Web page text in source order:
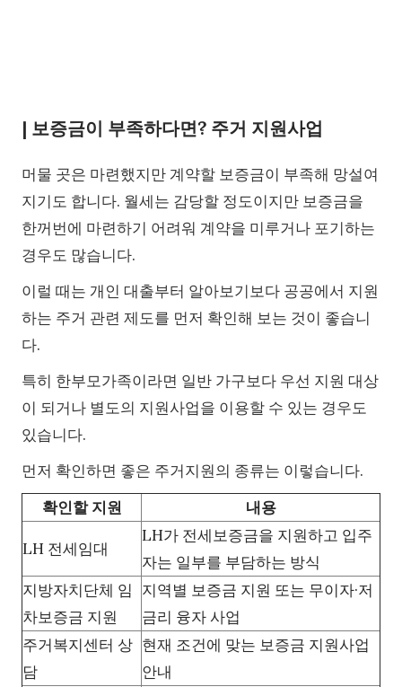
| 보증금이 부족하다면? 주거 지원사업
머물 곳은 마련했지만 계약할 보증금이 부족해 망설여
지기도 합니다. 월세는 감당할 정도이지만 보증금을
한꺼번에 마련하기 어려워 계약을 미루거나 포기하는
경우도 많습니다.
이럴 때는 개인 대출부터 알아보기보다 공공에서 지원
하는 주거 관련 제도를 먼저 확인해 보는 것이 좋습니
다.
특히 한부모가족이라면 일반 가구보다 우선 지원 대상
이 되거나 별도의 지원사업을 이용할 수 있는 경우도
있습니다.
먼저 확인하면 좋은 주거지원의 종류는 이렇습니다.
확인할 지원
내용
LH 전세임대
LH가 전세보증금을 지원하고 입주
자는 일부를 부담하는 방식
지방자치단체 임
차보증금 지원
지역별 보증금 지원 또는 무이자·저
금리 융자 사업
주거복지센터 상
담
현재 조건에 맞는 보증금 지원사업
안내